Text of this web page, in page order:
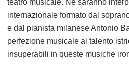
teatro musicale. Ne saranno
internazionale formato dal
e dal pianista milanese Antonio
perfezione musicale al talento
insuperabili in queste musiche